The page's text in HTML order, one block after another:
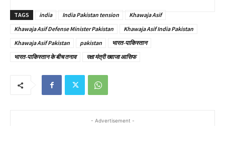
TAGS india India Pakistan tension
Khawaja Asif
Khawaja Asif Defense Minister Pakistan
Khawaja Asif India Pakistan
Khawaja Asif Pakistan
pakistan
भारत-पाकिस्तान
भारत-पाकिस्तान के बीच तनाव
रक्षा मंत्री ख्वाजा आसिफ
- Advertisement -